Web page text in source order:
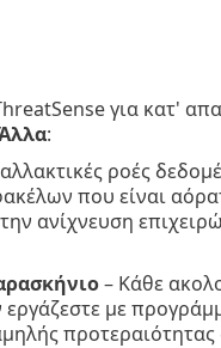
για κατ'
:
ροές
που είναι
ανίχνευση
– Κάθε
με